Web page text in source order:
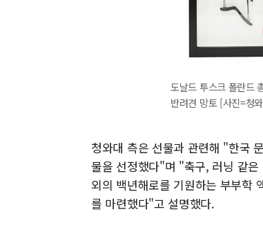
도날드 투스크 폴란드
반려견 망토 [사진=청
청와대 측은 선물과 관련해 "한국
물을 선정했다"며 "축구, 러닝 같
외의 백년해로를 기원하는 부부학
를 마련했다"고 설명했다.